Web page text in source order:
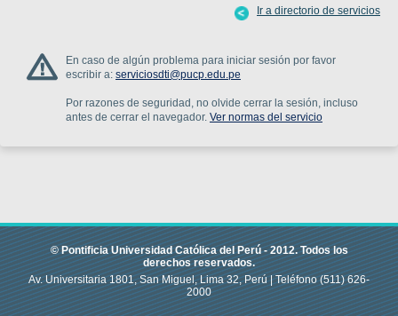
En caso de algún problema para iniciar sesión por favor
escribir a: serviciosdti@pucp.edu.pe
Por razones de seguridad, no olvide cerrar la sesión, incluso
antes de cerrar el navegador. Ver normas del servicio
Ir a directorio de servicios
© Pontificia Universidad Católica del Perú -2012.Todos los
derechos reservados.
Av. Universitaria 1801, San Miguel, Lima 32, Perú |Teléfono(511) 626-
2000